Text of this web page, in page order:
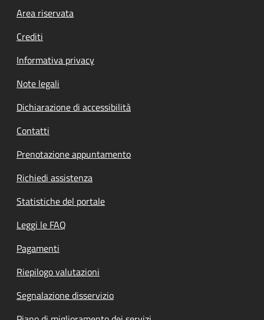
Footer menu
Area riservata
Crediti
Informativa privacy
Note legali
Dichiarazione di accessibilità
Contatti
Prenotazione appuntamento
Richiedi assistenza
Statistiche del portale
Leggi le FAQ
Pagamenti
Riepilogo valutazioni
Segnalazione disservizio